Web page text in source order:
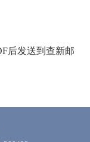
后发送到查新邮